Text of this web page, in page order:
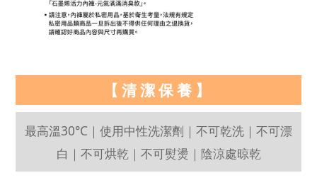
【清潔保養】
最高溫30°C｜使用中性洗潔劑｜不可乾洗｜不可漂
白｜不可烘乾｜不可熨燙｜陰涼處晾乾